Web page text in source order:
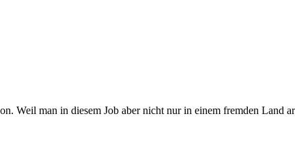
Weil man in diesem Job aber nicht nur in einem fremden Land